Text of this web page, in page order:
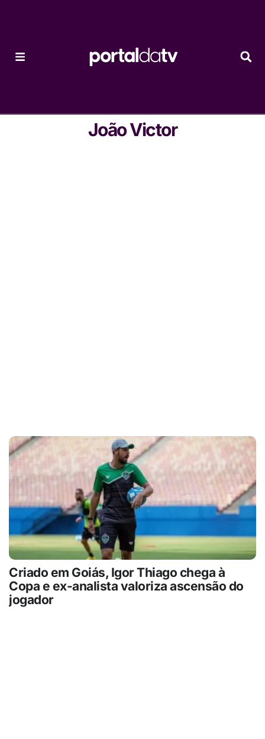
João Victor
Criado em Goiás, Igor Thiago chega à
Copa e ex-analista valoriza ascensão do
jogador